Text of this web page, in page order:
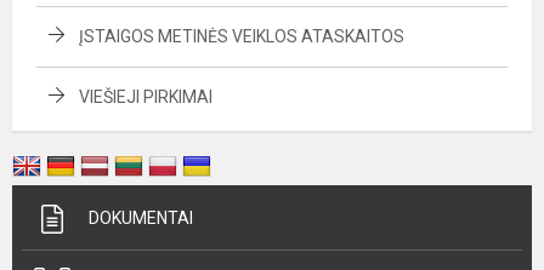
ĮSTAIGOS METINĖS VEIKLOS ATASKAITOS
VIEŠIEJI PIRKIMAI
DOKUMENTAI